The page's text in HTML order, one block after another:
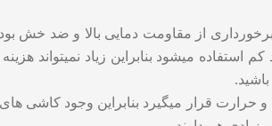
از مقاومت دمایی بالا و ضد خش
میشود بنابراین زیاد نمیتواند
قرار میگیرد بنابراین وجود کاشی های